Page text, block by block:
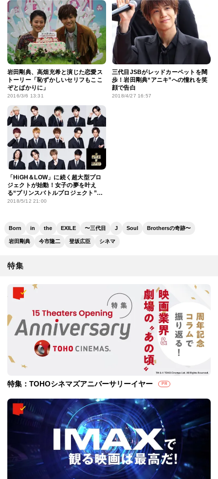
岩田剛典、高畑充希と演じた恋愛ス
トーリー「恥ずかしいセリフもここ
ぞとばかりに」
2016/3/6 13:31
三代目JSBがレッドカーペットを闊
歩！岩田剛典“アニキ”への憧れを笑
顔で告白
2018/4/27 16:57
「HiGH＆LOW」に続く超大型プロ
ジェクトが始動！女子の夢を叶え
る“プリンスバトルプロジェクト”と
は
2018/5/12 21:00
Born in the EXILE 〜三代目 J Soul Brothersの奇跡〜
岩田剛典 今市隆二 登坂広臣 シネマ
特集
特集：TOHOシネマズアニバーサリーイヤー PR